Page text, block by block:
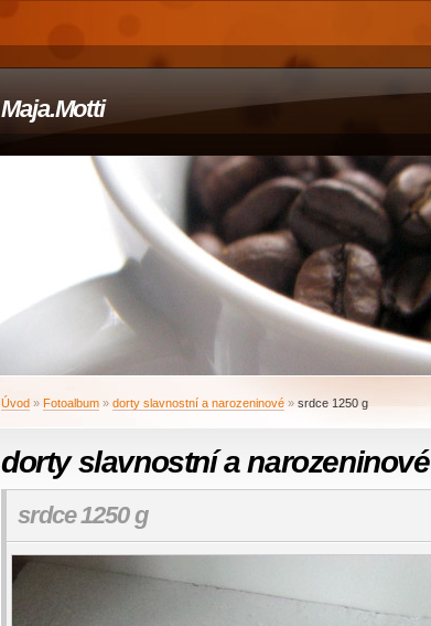
Maja.Motti
Úvod » Fotoalbum » dorty slavnostní a narozeninové » srdce 1250 g
dorty slavnostní a narozeninové
srdce 1250 g